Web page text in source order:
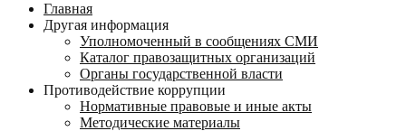
Главная
Другая информация
Уполномоченный в сообщениях СМИ
Каталог правозащитных организаций
Органы государственной власти
Противодействие коррупции
Нормативные правовые и иные акты
Методические материалы